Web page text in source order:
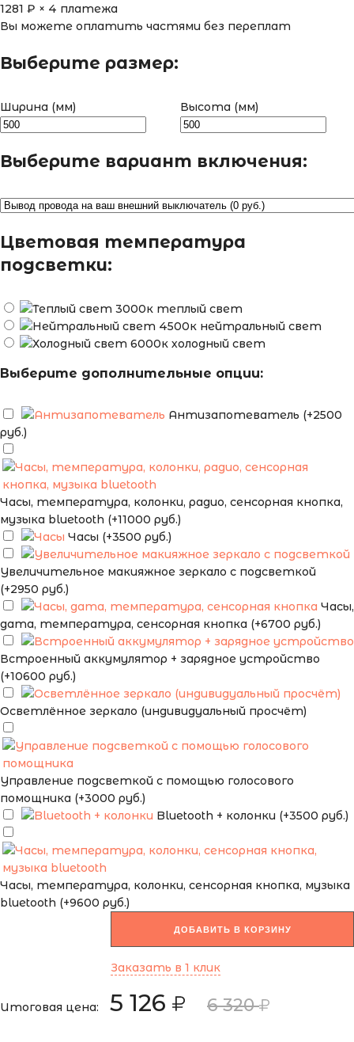
1281 ₽ × 4 платежа
Вы можете оплатить частями без переплат
Выберите размер:
Ширина (мм) Высота (мм)
Выберите вариант включения:
Цветовая температура
подсветки:
теплый свет
нейтральный свет
холодный свет
Выберите дополнительные опции:
Антизапотеватель (+2500
руб.)
Часы, температура, колонки, радио, сенсорная кнопка,
музыка bluetooth (+11000 руб.)
Часы (+3500 руб.)
Увеличительное макияжное зеркало с подсветкой
(+2950 руб.)
Часы,
дата, температура, сенсорная кнопка (+6700 руб.)
Встроенный аккумулятор + зарядное устройство
(+10600 руб.)
Осветлённое зеркало (индивидуальный просчёт)
Управление подсветкой с помощью голосового
помощника (+3000 руб.)
Bluetooth + колонки (+3500 руб.)
Часы, температура, колонки, сенсорная кнопка, музыка
bluetooth (+9600 руб.)
ДОБАВИТЬ В КОРЗИНУ
Заказать в 1 клик
Итоговая цена: 5 126 6 320